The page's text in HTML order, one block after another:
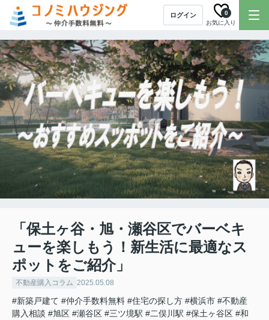
ログイン
お気に入り
0
「保土ヶ谷・旭・瀬谷区でバーベキ
ューを楽しもう！新生活に最適なス
ポットをご紹介」
不動産購入コラム 2025.05.08
#新築戸建て #仲介手数料無料 #住宅の探し方 #横浜市 #不動産
購入相談 #旭区 #瀬谷区 #三ツ境駅 #二俣川駅 #保土ヶ谷区 #和